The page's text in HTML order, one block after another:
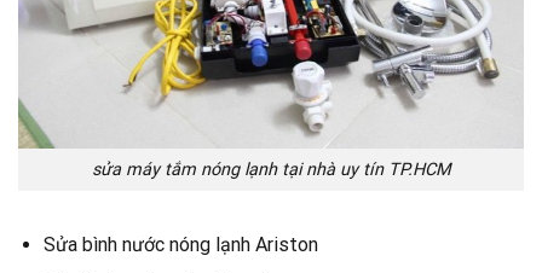
sửa máy tắm nóng lạnh tại nhà uy tín TP.HCM
Sửa bình nước nóng lạnh Ariston